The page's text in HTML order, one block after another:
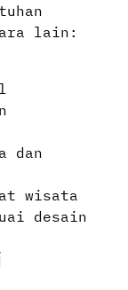
lain:
dan
wisata
desain